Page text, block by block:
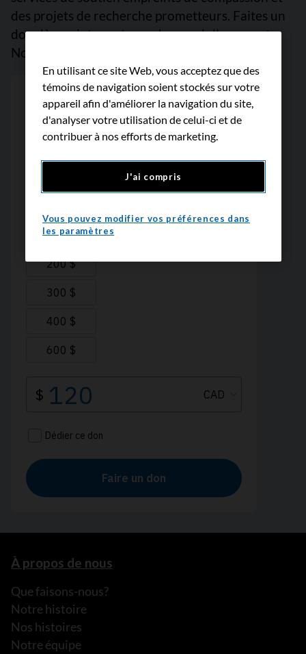
des projets de recherche prometteurs. Faites un
don dès maintenant, car chaque dollar compte.
Nous vous remercions.
À propos de nous
Que faisons-nous?
Notre histoire
Nos histoires
Notre équipe
En utilisant ce site Web, vous acceptez que des
témoins de navigation soient stockés sur votre
appareil afin d'améliorer la navigation du site,
d'analyser votre utilisation de celui-ci et de
contribuer à nos efforts de marketing.
J'ai compris
Vous pouvez modifier vos préférences dans
les paramètres